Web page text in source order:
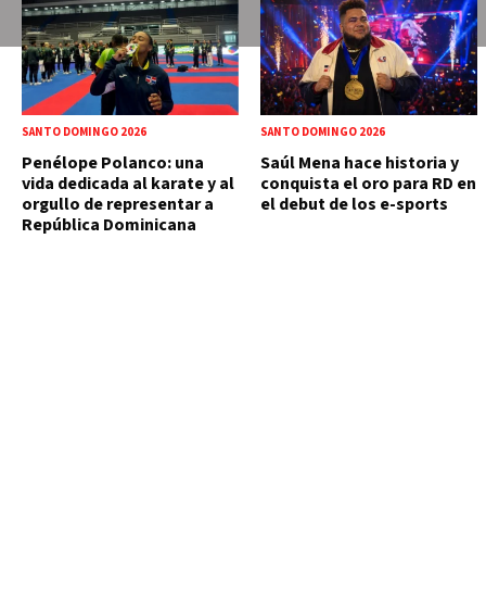
SANTO DOMINGO 2026
Penélope Polanco: una
vida dedicada al karate y al
orgullo de representar a
República Dominicana
SANTO DOMINGO 2026
Saúl Mena hace historia y
conquista el oro para RD en
el debut de los e-sports